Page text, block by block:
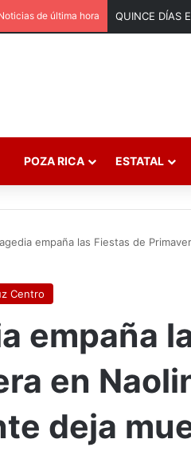
de última hora
POZA RICA ESTATAL
empaña las Fiestas de
Centro
empaña
en
deja